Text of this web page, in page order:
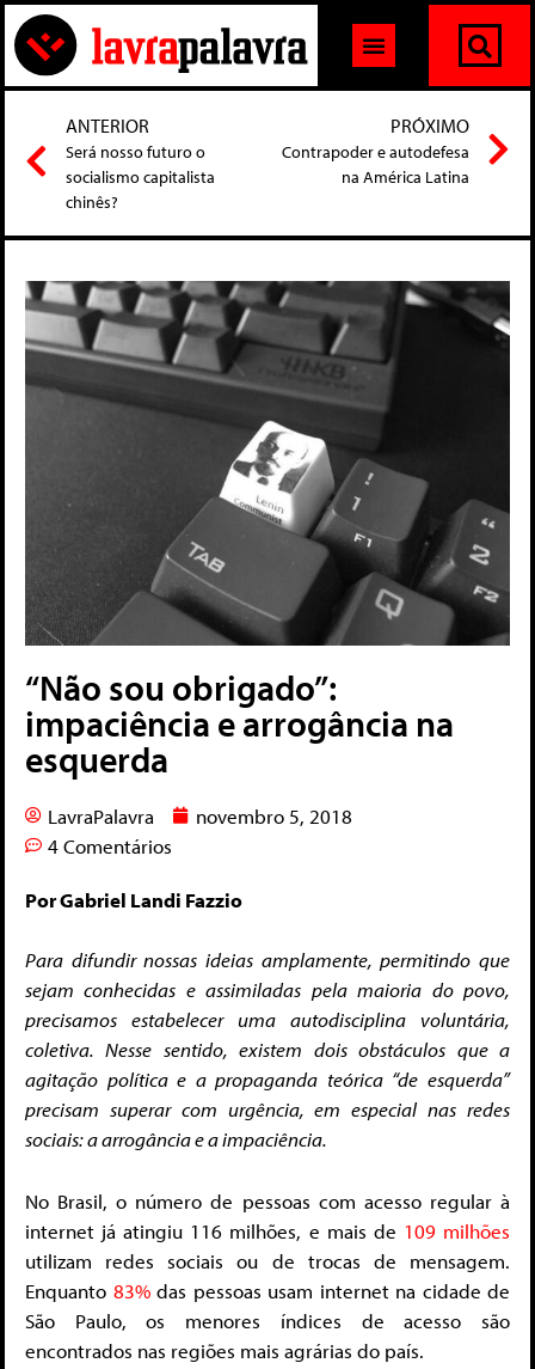
ANTERIOR
Será nosso futuro o
socialismo capitalista
chinês?
PRÓXIMO
Contrapoder e autodefesa
na América Latina
“Não sou obrigado”:
impaciência e arrogância na
esquerda
LavraPalavra
novembro 5, 2018
4 Comentários
Por Gabriel Landi Fazzio
Para difundir nossas ideias amplamente, permitindo que
sejam conhecidas e assimiladas pela maioria do povo,
precisamos estabelecer uma autodisciplina voluntária,
coletiva. Nesse sentido, existem dois obstáculos que a
agitação política e a propaganda teórica “de esquerda”
precisam superar com urgência, em especial nas redes
sociais: a arrogância e a impaciência.
No Brasil, o número de pessoas com acesso regular à
internet já atingiu 116 milhões, e mais de 109 milhões
utilizam redes sociais ou de trocas de mensagem.
Enquanto 83%das pessoas usam internet na cidade de
São Paulo, os menores índices de acesso são
encontrados nas regiões mais agrárias do país.